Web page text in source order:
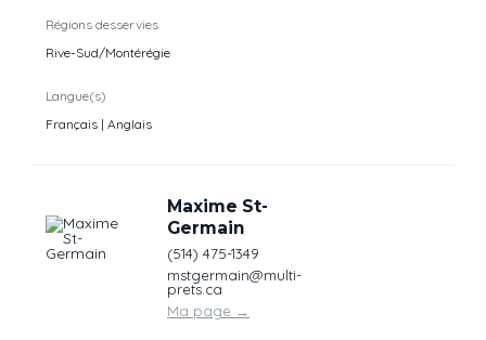
Régions desservies
Rive-Sud/Montérégie
Langue(s)
Français | Anglais
Maxime St-
Germain
(514) 475-1349
mstgermain@multi-
prets.ca
Ma page →